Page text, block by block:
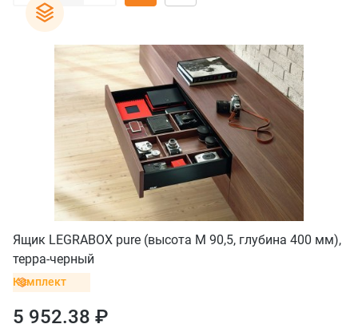
Ящик LEGRABOX pure (высота M 90,5, глубина 400 мм),
терра-черный
Комплект
5 952.38 ₽